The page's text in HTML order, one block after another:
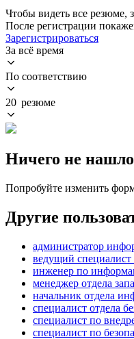
Чтобы видеть все резюме,
После регистрации
Зарегистрироваться
За всё время
По соответствию
20 резюме
Ничего не
Попробуйте изменить
Другие
администратор
ведущий специалист
инженер по
менеджер отдела
начальник отдела
специалист отдела
специалист по
специалист по